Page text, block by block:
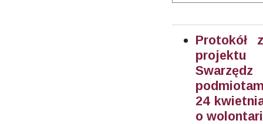
Protokół
projektu
24
o